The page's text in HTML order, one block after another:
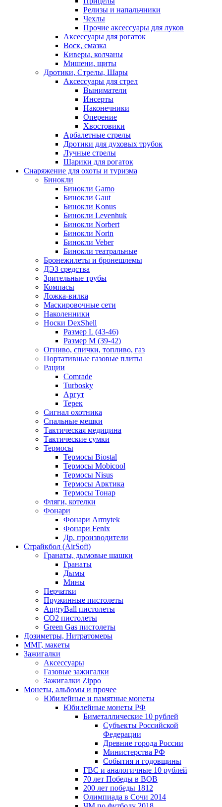
Релизы и напальчники
Чехлы
Прочие аксессуары для луков
Аксессуары для рогаток
Воск, смазка
Киверы, колчаны
Мишени, щиты
Дротики, Стрелы, Шары
Аксессуары для стрел
Выниматели
Инсерты
Наконечники
Оперение
Хвостовики
Арбалетные стрелы
Дротики для духовых трубок
Лучные стрелы
Шарики для рогаток
Снаряжение для охоты и туризма
Бинокли
Бинокли Gamo
Бинокли Gaut
Бинокли Konus
Бинокли Levenhuk
Бинокли Norbert
Бинокли Norin
Бинокли Veber
Бинокли театральные
Бронежилеты и бронешлемы
ДЭЗ средства
Зрительные трубы
Компасы
Ложка-вилка
Маскировочные сети
Наколенники
Носки DexShell
Размер L (43-46)
Размер M (39-42)
Огниво, спички, топливо, газ
Портативные газовые плиты
Рации
Comrade
Turbosky
Аргут
Терек
Сигнал охотника
Спальные мешки
Тактическая медицина
Тактические сумки
Термосы
Термосы Biostal
Термосы Mobicool
Термосы Nisus
Термосы Арктика
Термосы Тонар
Фляги, котелки
Фонари
Фонари Armytek
Фонари Fenix
Др. производители
Страйкбол (AirSoft)
Гранаты, дымовые шашки
Гранаты
Дымы
Мины
Перчатки
Пружинные пистолеты
AngryBall пистолеты
CO2 пистолеты
Green Gas пистолеты
Дозиметры, Нитратомеры
ММГ, макеты
Зажигалки
Аксессуары
Газовые зажигалки
Зажигалки Zippo
Монеты, альбомы и прочее
Юбилейные и памятные монеты
Юбилейные монеты РФ
Биметаллические 10 рублей
Субъекты Российской
Федерации
Древние города России
Министерства РФ
События и годовщины
ГВС и аналогичные 10 рублей
70 лет Победы в ВОВ
200 лет победы 1812
Олимпиада в Сочи 2014